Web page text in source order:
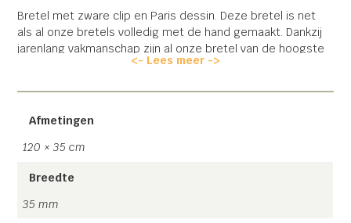
Bretel met zware clip en Paris dessin. Deze bretel is net
als al onze bretels volledig met de hand gemaakt. Dankzij
jarenlang vakmanschap zijn al onze bretel van de hoogste
kwaliteit met clips die niet los schieten.
Bovendien staat deze bretel chique onder een pak.
Let op! Al onze 4 clip bretels zijn voorzien van een
worden!Hier wordt de kracht per clip beter verdeeld.
Handgemaakt in Nederland!
<- Lees meer ->
Afmetingen
120 × 35 cm
Breedte
35 mm